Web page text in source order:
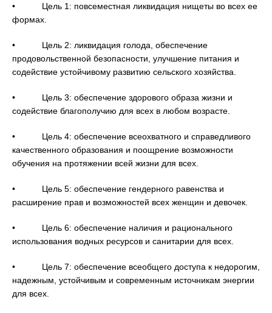
• Цель 1: повсеместная ликвидация нищеты во всех ее
формах.
• Цель 2: ликвидация голода, обеспечение
продовольственной безопасности, улучшение питания и
содействие устойчивому развитию сельского хозяйства.
• Цель 3: обеспечение здорового образа жизни и
содействие благополучию для всех в любом возрасте.
• Цель 4: обеспечение всеохватного и справедливого
качественного образования и поощрение возможности
обучения на протяжении всей жизни для всех.
• Цель 5: обеспечение гендерного равенства и
расширение прав и возможностей всех женщин и девочек.
• Цель 6: обеспечение наличия и рационального
использования водных ресурсов и санитарии для всех.
• Цель 7: обеспечение всеобщего доступа к недорогим,
надежным, устойчивым и современным источникам энергии
для всех.